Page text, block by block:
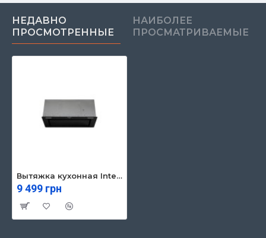
НЕДАВНО
ПРОСМОТРЕННЫЕ
НАИБОЛЕЕ
ПРОСМАТРИВАЕМЫЕ
Вытяжка кухонная Interline SOLO ULTRA BK A/72/T
9 499 грн